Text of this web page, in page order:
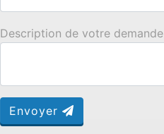
Description de votre demande
Envoyer